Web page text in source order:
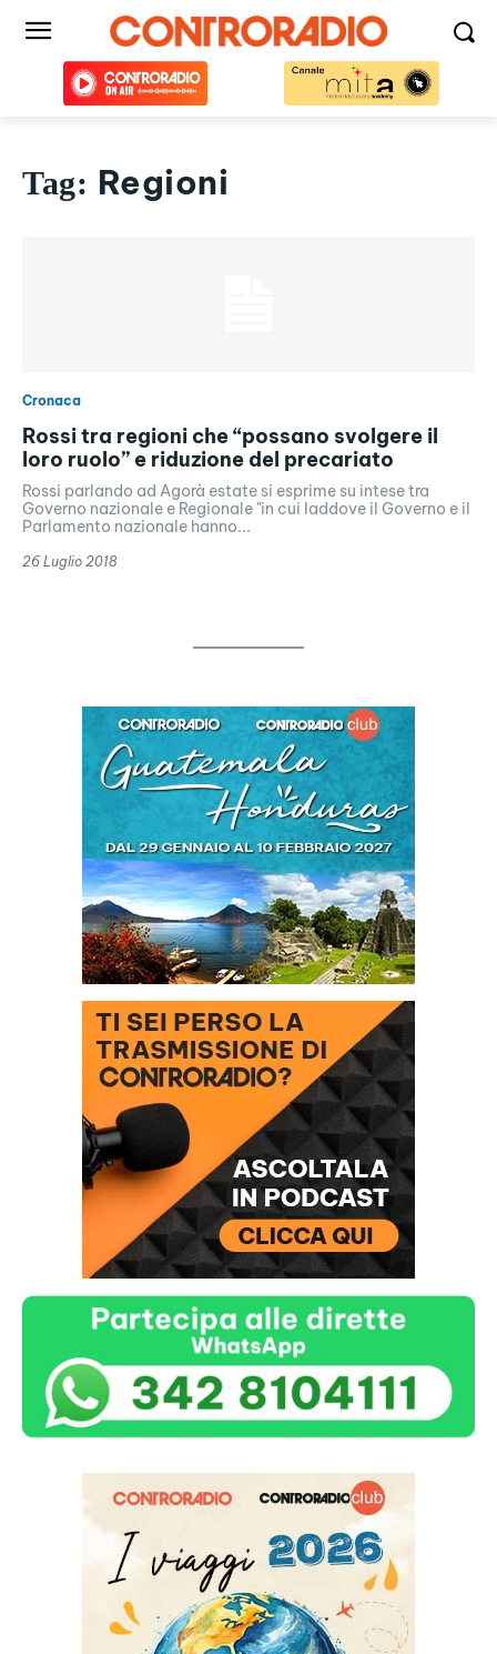
Tag: Regioni
Cronaca
Rossi tra regioni che “possano svolgere il
loro ruolo” e riduzione del precariato
Rossi parlando ad Agorà estate si esprime su intese tra
Governo nazionale e Regionale "in cui laddove il Governo e il
Parlamento nazionale hanno...
26 Luglio 2018